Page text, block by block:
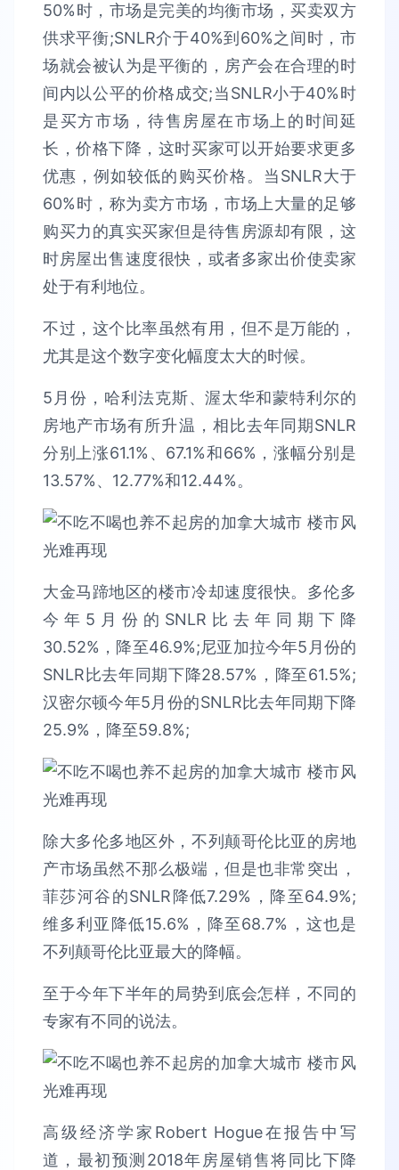
50%时，市场是完美的均衡市场，买卖双方
供求平衡;SNLR介于40%到60%之间时，市
场就会被认为是平衡的，房产会在合理的时
间内以公平的价格成交;当SNLR小于40%时
是买方市场，待售房屋在市场上的时间延
长，价格下降，这时买家可以开始要求更多
优惠，例如较低的购买价格。当SNLR大于
60%时，称为卖方市场，市场上大量的足够
购买力的真实买家但是待售房源却有限，这
时房屋出售速度很快，或者多家出价使卖家
处于有利地位。
不过，这个比率虽然有用，但不是万能的，
尤其是这个数字变化幅度太大的时候。
5月份，哈利法克斯、渥太华和蒙特利尔的
房地产市场有所升温，相比去年同期SNLR
分别上涨61.1%、67.1%和66%，涨幅分别是
13.57%、12.77%和12.44%。
大金马蹄地区的楼市冷却速度很快。多伦多
今年5月份的SNLR比去年同期下降
30.52%，降至46.9%;尼亚加拉今年5月份的
SNLR比去年同期下降28.57%，降至61.5%;
汉密尔顿今年5月份的SNLR比去年同期下降
25.9%，降至59.8%;
除大多伦多地区外，不列颠哥伦比亚的房地
产市场虽然不那么极端，但是也非常突出，
菲莎河谷的SNLR降低7.29%，降至64.9%;
维多利亚降低15.6%，降至68.7%，这也是
不列颠哥伦比亚最大的降幅。
至于今年下半年的局势到底会怎样，不同的
专家有不同的说法。
高级经济学家Robert Hogue在报告中写
道，最初预测2018年房屋销售将同比下降